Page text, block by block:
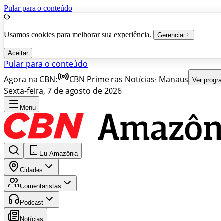
Pular para o conteúdo
Usamos cookies para melhorar sua experiência. Gerenciar
Aceitar
Pular para o conteúdo
Agora na CBN:
CBN Primeiras Notícias· Manaus Ver
Sexta-feira, 7 de agosto de 2026
Menu
Eu Amazônia
Cidades
Comentaristas
Podcast
Notícias